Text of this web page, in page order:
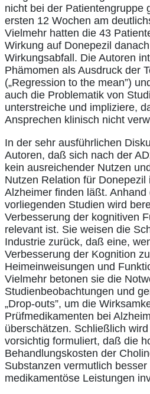
nicht bei der Patientengruppe
ersten 12 Wochen am
Vielmehr hatten die 43
Wirkung auf Donepezil
Wirkungsabfall. Die Autoren
Phämomen als Ausdruck der
(„Regression to the mean”)
auch die Problematik von
unterstreiche und impliziere,
Ansprechen klinisch nicht
In der sehr ausführlichen
Autoren, daß sich nach der
kein ausreichender Nutzen
Nutzen Relation für
Alzheimer finden läßt.
vorliegenden Studien wird
Verbesserung der kognitiven
relevant ist. Sie weisen die
Industrie zurück, daß eine,
Verbesserung der Kognition
Heimeinweisungen und
Vielmehr betonen sie die
Studienbeobachtungen und
„Drop-outs”, um die
Prüfmedikamenten bei
überschätzen. Schließlich
vorsichtig formuliert, daß die
Behandlungskosten der
Substanzen vermutlich besser
medikamentöse Leistungen